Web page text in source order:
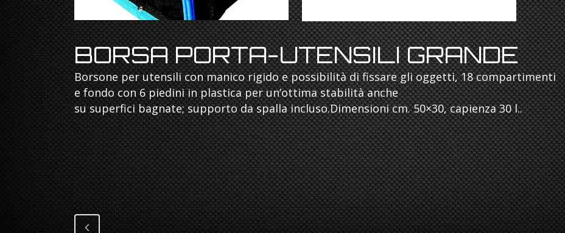
BORSA PORTA-UTENSILI GRANDE
Borsone per utensili con manico rigido e possibilità di fissare gli oggetti, 18 compartimenti
e fondo con 6 piedini in plastica per un’ottima stabilità anche
su superfici bagnate; supporto da spalla incluso.Dimensioni cm. 50×30, capienza 30 l..